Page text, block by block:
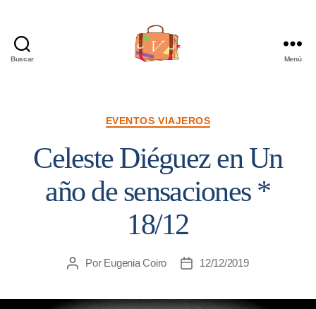
Buscar Menú
Categorías
EVENTOS VIAJEROS
Celeste Diéguez en Un
año de sensaciones *
18/12
Autor
Por Eugenia Coiro
Fecha12/12/2019